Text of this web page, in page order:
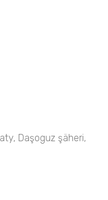
Daşoguz şäheri,